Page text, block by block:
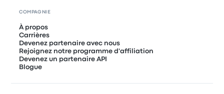
COMPAGNIE
À propos
Carrières
Devenez partenaire avec nous
Rejoignez notre programme d'affiliation
Devenez un partenaire API
Blogue